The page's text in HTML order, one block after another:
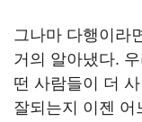
그나마 다행이라
거의 알아냈다.
떤 사람들이 더
잘되는지 이젠 어